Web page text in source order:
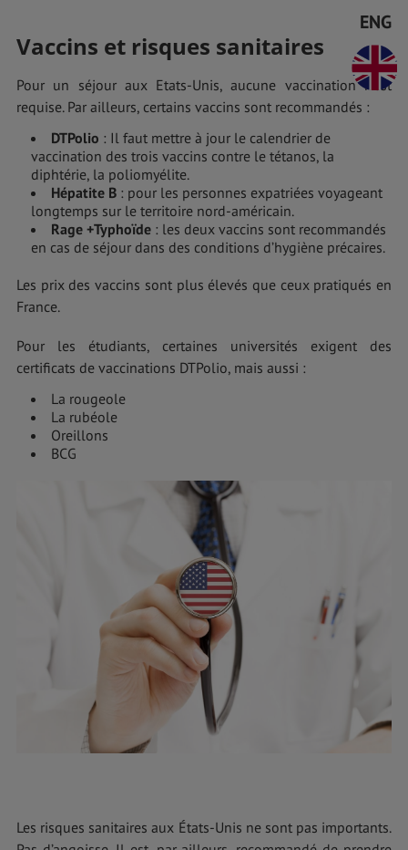
ENG
Vaccins et risques sanitaires
Pour un séjour aux Etats-Unis, aucune vaccination n’est
requise. Par ailleurs, certains vaccins sont recommandés :
DTPolio : Il faut mettre à jour le calendrier de
vaccination des trois vaccins contre le tétanos, la
diphtérie, la poliomyélite.
Hépatite B : pour les personnes expatriées voyageant
longtemps sur le territoire nord-américain.
Rage +Typhoïde : les deux vaccins sont recommandés
en cas de séjour dans des conditions d’hygiène précaires.
Les prix des vaccins sont plus élevés que ceux pratiqués en
France.
Pour les étudiants, certaines universités exigent des
certificats de vaccinations DTPolio, mais aussi :
La rougeole
La rubéole
Oreillons
BCG
Les risques sanitaires aux États-Unis ne sont pas importants.